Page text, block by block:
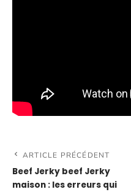
ARTICLE PRÉCÉDENT
Beef Jerky beef Jerky
maison : les erreurs qui